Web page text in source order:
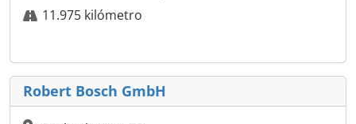
11.975 kilómetro
Robert Bosch GmbH